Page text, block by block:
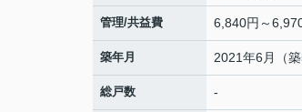
管理/共益費 6,840円～
築年月 2021年6月（築
総戸数 -